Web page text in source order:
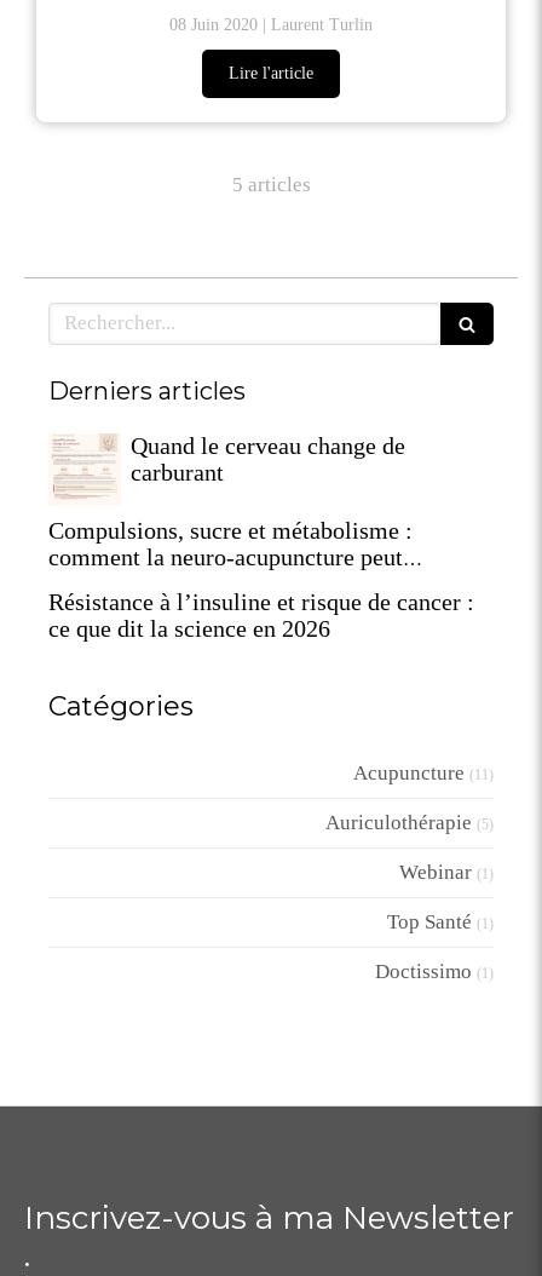
08 Juin 2020 Laurent Turlin
Lire l'article
5 articles
Rechercher
Derniers articles
Quand le cerveau change de
carburant
Compulsions, sucre et métabolisme :
comment la neuro-acupuncture peut
Résistance à l’insuline et risque de cancer :
ce que dit la science en 2026
Catégories
Acupuncture (11)
Auriculothérapie (5)
Webinar (1)
Top Santé (1)
Doctissimo (1)
Inscrivez-vous à ma Newsletter